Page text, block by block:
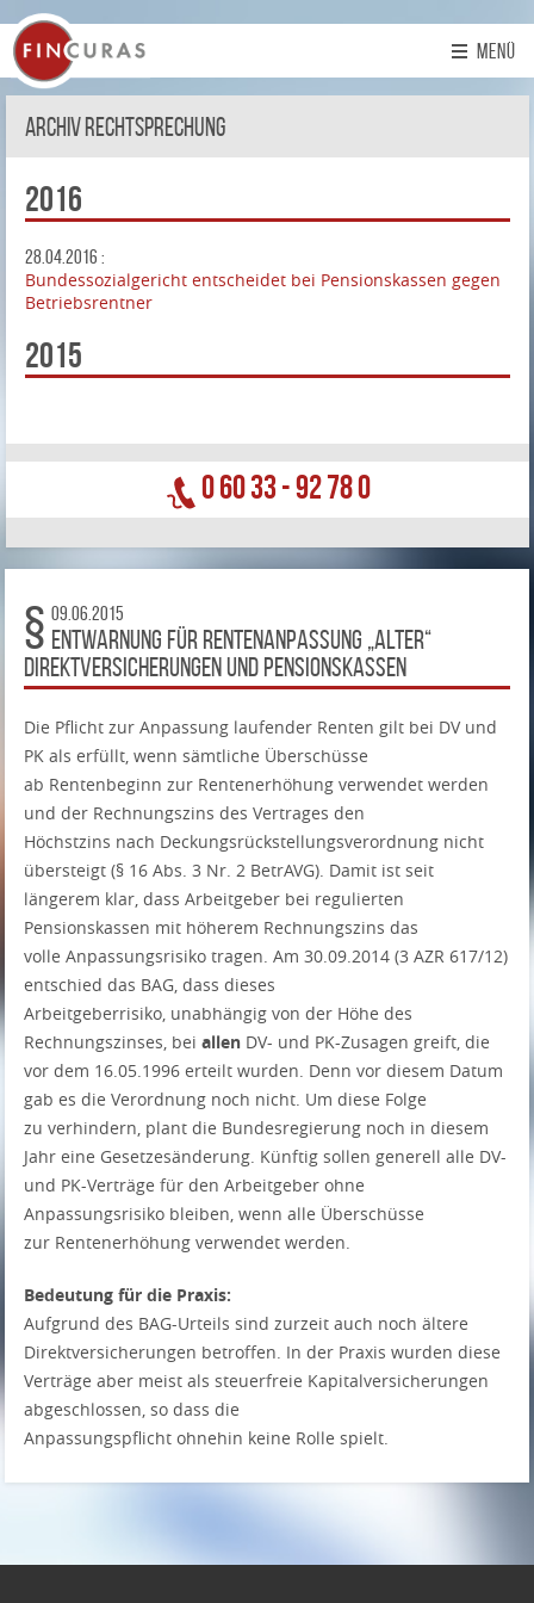
MENÜ
Fincuras
GmbH
Archiv Rechtsprechung
2016
28.04.2016 :
Bundessozialgericht entscheidet bei Pensionskassen gegen
Betriebsrentner
2015
0 60 33 - 92 78 0
09.06.2015
Entwarnung für Rentenanpassung „alter“
Direktversicherungen und Pensionskassen
Die Pflicht zur Anpassung laufender Renten gilt bei DV und
PK als erfüllt, wenn sämtliche Überschüsse
ab Rentenbeginn zur Rentenerhöhung verwendet werden
und der Rechnungszins des Vertrages den
Höchstzins nach Deckungsrückstellungsverordnung nicht
übersteigt (§ 16 Abs. 3 Nr. 2 BetrAVG). Damit ist seit
längerem klar, dass Arbeitgeber bei regulierten
Pensionskassen mit höherem Rechnungszins das
volle Anpassungsrisiko tragen. Am 30.09.2014 (3 AZR 617/12)
entschied das BAG, dass dieses
Arbeitgeberrisiko, unabhängig von der Höhe des
Rechnungszinses, beiallen DV- und PK-Zusagen greift, die
vor dem 16.05.1996 erteilt wurden. Denn vor diesem Datum
gab es die Verordnung noch nicht. Um diese Folge
zu verhindern, plant die Bundesregierung noch in diesem
Jahr eine Gesetzesänderung. Künftig sollen generell alle DV-
und PK-Verträge für den Arbeitgeber ohne
Anpassungsrisiko bleiben, wenn alle Überschüsse
zur Rentenerhöhung verwendet werden.
Bedeutung für die Praxis:
Aufgrund des BAG-Urteils sind zurzeit auch noch ältere
Direktversicherungen betroffen. In der Praxis wurden diese
Verträge aber meist als steuerfreie Kapitalversicherungen
abgeschlossen, so dass die
Anpassungspflicht ohnehin keine Rolle spielt.